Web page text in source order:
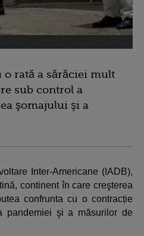
rată a sărăciei mult
sub control a
şomajului şi a
Inter-Americane (IADB),
continent în care creşterea
confrunta cu o contracție
pandemiei şi a măsurilor de